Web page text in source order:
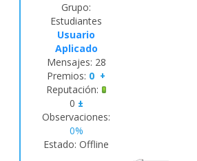
Grupo:
Estudiantes
Usuario
Aplicado
Mensajes: 28
Premios: 0 +
Reputación:
0 ±
Observaciones:
0%
Estado: Offline